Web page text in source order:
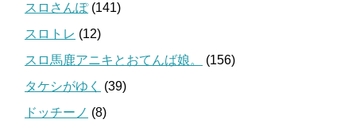
スロさんぽ(141)
スロトレ (12)
スロ馬鹿アニキとおてんば娘。
(156)
タケシがゆく
(39)
ドッチーノ (8)